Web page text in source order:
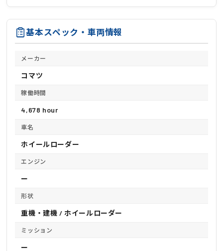
基本スペック・車両情報
メーカー
コマツ
稼働時間
4,678 hour
車名
ホイールローダー
エンジン
ー
形状
重機・建機 / ホイールローダー
ミッション
ー